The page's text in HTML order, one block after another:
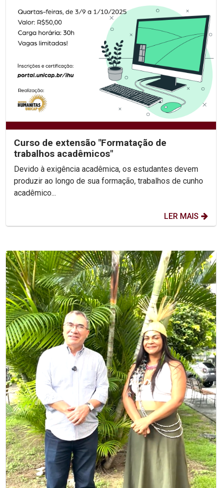
Curso de extensão "Formatação de
trabalhos acadêmicos"
Devido à exigência acadêmica, os estudantes devem
produzir ao longo de sua formação, trabalhos de cunho
acadêmico...
LER MAIS